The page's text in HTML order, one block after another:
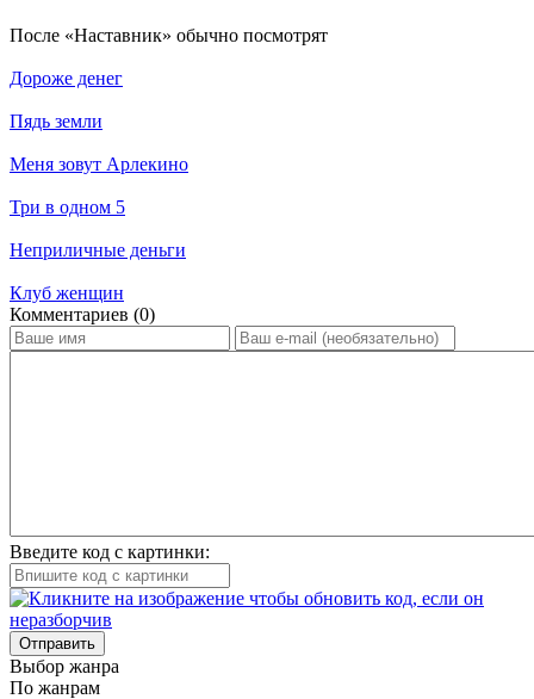
По­сле «Наставник» обыч­но по­смот­рят
Дороже денег
Пядь земли
Меня зовут Арлекино
Три в одном 5
Неприличные деньги
Клуб женщин
Ком­мен­та­ри­ев (0)
Введите код с картинки:
Отправить
Вы­бор жан­ра
По жан­рам